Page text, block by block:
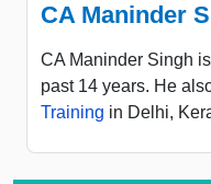
CA Maninder
CA Maninder Singh
past 14 years. He
Training in Delhi,